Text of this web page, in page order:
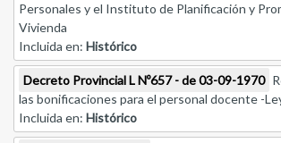
Personales y el Instituto de Planificación y
Vivienda
Incluida en: Histórico
Decreto Provincial L Nº657 - de 03-09-1970
las bonificaciones para el personal docente -
Incluida en: Histórico